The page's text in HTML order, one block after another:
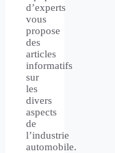
d’experts
vous
propose
des
articles
informatifs
sur
les
divers
aspects
de
l’industrie
automobile.